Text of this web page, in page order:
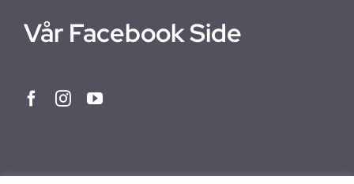
Vår Facebook Side